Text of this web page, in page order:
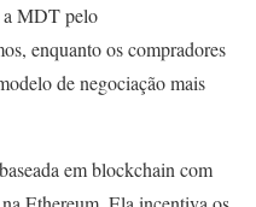
a MDT pelo
enquanto os compradores
de negociação mais
em blockchain com